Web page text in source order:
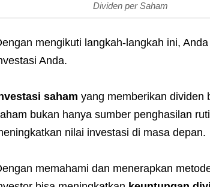
Dividen per Saham
mengikuti langkah-langkah ini,
Anda.
saham yang memberikan dividen
bukan hanya sumber penghasilan
nilai investasi di masa depan.
memahami dan menerapkan